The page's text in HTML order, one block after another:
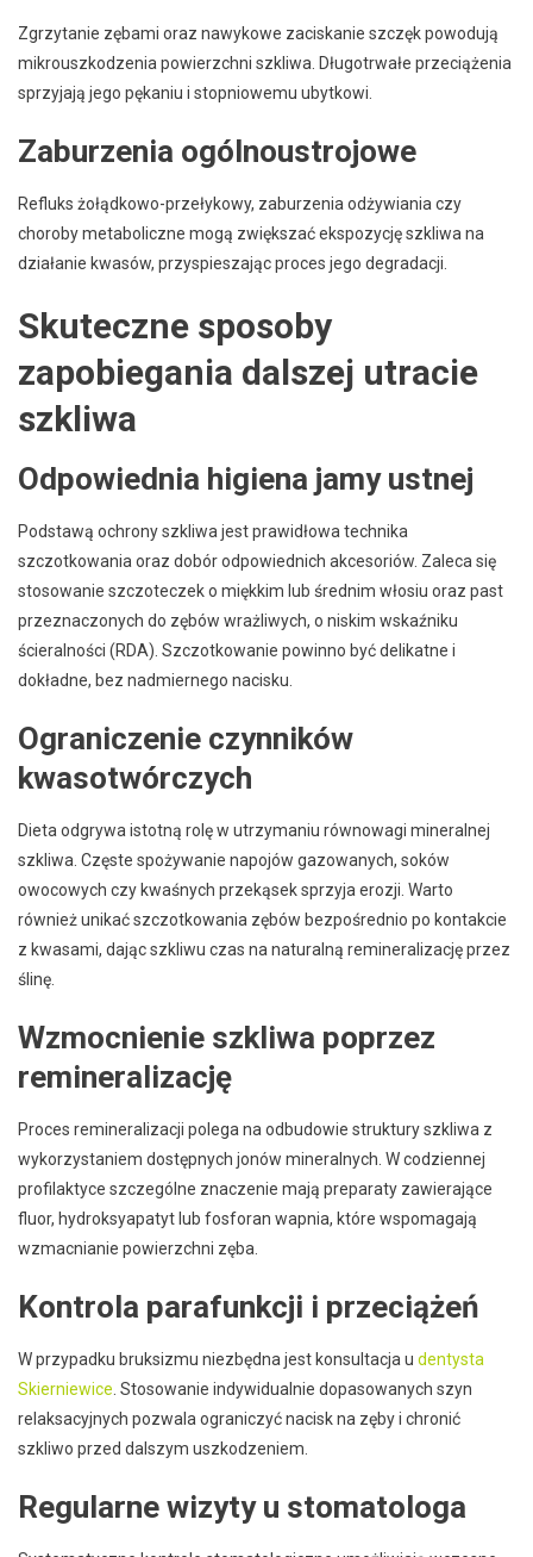
Zgrzytanie zębami oraz nawykowe zaciskanie szczęk powodują
mikrouszkodzenia powierzchni szkliwa. Długotrwałe przeciążenia
sprzyjają jego pękaniu i stopniowemu ubytkowi.
Zaburzenia ogólnoustrojowe
Refluks żołądkowo-przełykowy, zaburzenia odżywiania czy
choroby metaboliczne mogą zwiększać ekspozycję szkliwa na
działanie kwasów, przyspieszając proces jego degradacji.
Skuteczne sposoby
zapobiegania dalszej utracie
szkliwa
Odpowiednia higiena jamy ustnej
Podstawą ochrony szkliwa jest prawidłowa technika
szczotkowania oraz dobór odpowiednich akcesoriów. Zaleca się
stosowanie szczoteczek o miękkim lub średnim włosiu oraz past
przeznaczonych do zębów wrażliwych, o niskim wskaźniku
ścieralności (RDA). Szczotkowanie powinno być delikatne i
dokładne, bez nadmiernego nacisku.
Ograniczenie czynników
kwasotwórczych
Dieta odgrywa istotną rolę w utrzymaniu równowagi mineralnej
szkliwa. Częste spożywanie napojów gazowanych, soków
owocowych czy kwaśnych przekąsek sprzyja erozji. Warto
również unikać szczotkowania zębów bezpośrednio po kontakcie
z kwasami, dając szkliwu czas na naturalną remineralizację przez
ślinę.
Wzmocnienie szkliwa poprzez
remineralizację
Proces remineralizacji polega na odbudowie struktury szkliwa z
wykorzystaniem dostępnych jonów mineralnych. W codziennej
profilaktyce szczególne znaczenie mają preparaty zawierające
fluor, hydroksyapatyt lub fosforan wapnia, które wspomagają
wzmacnianie powierzchni zęba.
Kontrola parafunkcji i przeciążeń
W przypadku bruksizmu niezbędna jest konsultacja u dentysta
Skierniewice . Stosowanie indywidualnie dopasowanych szyn
relaksacyjnych pozwala ograniczyć nacisk na zęby i chronić
szkliwo przed dalszym uszkodzeniem.
Regularne wizyty u stomatologa